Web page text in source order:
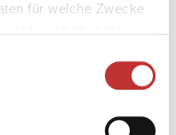
für welche Zwecke